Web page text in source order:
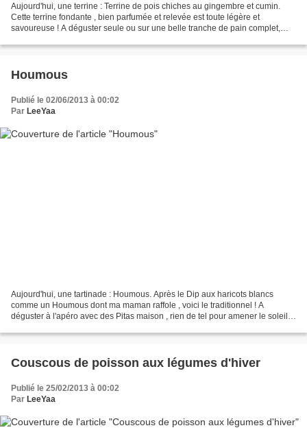
Aujourd'hui, une terrine : Terrine de pois chiches au gingembre et cumin.
Cette terrine fondante , bien parfumée et relevée est toute légère et
savoureuse ! A déguster seule ou sur une belle tranche de pain complet,
Houmous
Publié le 02/06/2013 à 00:02
Par LeeYaa
Aujourd'hui, une tartinade : Houmous. Après le Dip aux haricots blancs
comme un Houmous dont ma maman raffole , voici le traditionnel ! A
déguster à l'apéro avec des Pitas maison , rien de tel pour amener le soleil à
Couscous de poisson aux légumes d'hiver
Publié le 25/02/2013 à 00:02
Par LeeYaa